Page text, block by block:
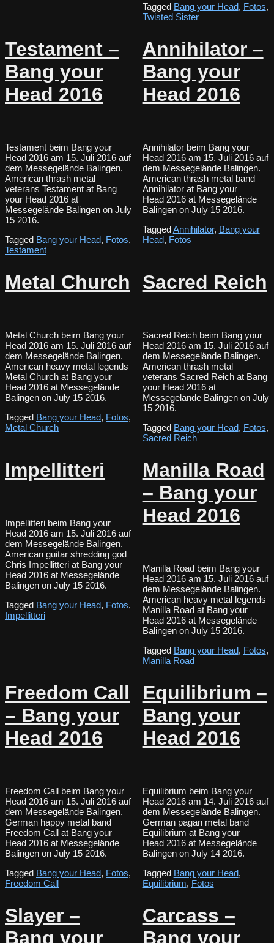
Tagged Bang your Head, Fotos,
Twisted Sister
Testament –
Bang your
Head 2016
Testament beim Bang your
Head 2016 am 15. Juli 2016 auf
dem Messegelände Balingen.
American thrash metal
veterans Testament at Bang
your Head 2016 at
Messegelände Balingen on July
15 2016.
Tagged Bang your Head, Fotos,
Testament
Annihilator –
Bang your
Head 2016
Annihilator beim Bang your
Head 2016 am 15. Juli 2016 auf
dem Messegelände Balingen.
American thrash metal band
Annihilator at Bang your
Head 2016 at Messegelände
Balingen on July 15 2016.
TaggedAnnihilator, Bang your
Head, Fotos
Metal Church
Metal Church beim Bang your
Head 2016 am 15. Juli 2016 auf
dem Messegelände Balingen.
American heavy metal legends
Metal Church at Bang your
Head 2016 at Messegelände
Balingen on July 15 2016.
Tagged Bang your Head, Fotos,
Metal Church
Sacred Reich
Sacred Reich beim Bang your
Head 2016 am 15. Juli 2016 auf
dem Messegelände Balingen.
American thrash metal
veterans Sacred Reich at Bang
your Head 2016 at
Messegelände Balingen on July
15 2016.
Tagged Bang your Head, Fotos,
Sacred Reich
Impellitteri
Impellitteri beim Bang your
Head 2016 am 15. Juli 2016 auf
dem Messegelände Balingen.
American guitar shredding god
Chris Impellitteri at Bang your
Head 2016 at Messegelände
Balingen on July 15 2016.
Tagged Bang your Head, Fotos,
Impellitteri
Manilla Road
– Bang your
Head 2016
Manilla Road beim Bang your
Head 2016 am 15. Juli 2016 auf
dem Messegelände Balingen.
American heavy metal legends
Manilla Road at Bang your
Head 2016 at Messegelände
Balingen on July 15 2016.
Tagged Bang your Head, Fotos,
Manilla Road
Freedom Call
– Bang your
Head 2016
Freedom Call beim Bang your
Head 2016 am 15. Juli 2016 auf
dem Messegelände Balingen.
German happy metal band
Freedom Call at Bang your
Head 2016 at Messegelände
Balingen on July 15 2016.
Tagged Bang your Head, Fotos,
Freedom Call
Equilibrium –
Bang your
Head 2016
Equilibrium beim Bang your
Head 2016 am 14. Juli 2016 auf
dem Messegelände Balingen.
German pagan metal band
Equilibrium at Bang your
Head 2016 at Messegelände
Balingen on July 14 2016.
Tagged Bang your Head,
Equilibrium, Fotos
Slayer –
Bang your
Carcass –
Bang your